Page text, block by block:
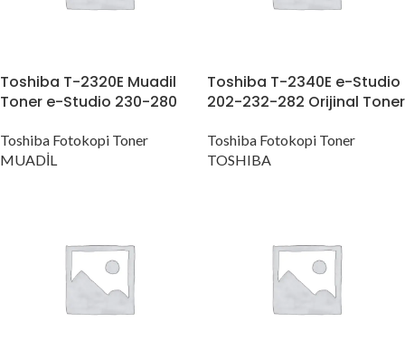
Toshiba T-2320E Muadil
Toner e-Studio 230-280
Toshiba Fotokopi Toner
MUADİL
Toshiba T-2340E e-Studio
202-232-282 Orijinal Toner
Toshiba Fotokopi Toner
TOSHIBA